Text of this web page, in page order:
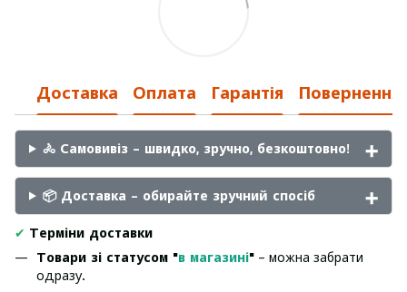
Доставка Оплата Гарантія Повернення
🚴 Самовивіз – швидко, зручно, безкоштовно!
📦 Доставка – обирайте зручний спосіб
✔ Терміни доставки
Товари зі статусом "в магазині" – можна забрати
одразу.